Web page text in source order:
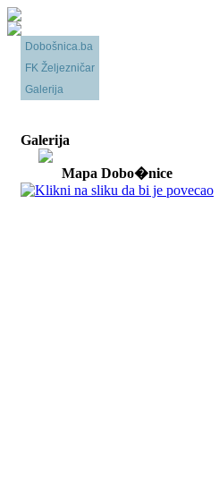
Dobošnica.ba
FK Željezničar
Galerija
Galerija
Mapa Dobo�nice